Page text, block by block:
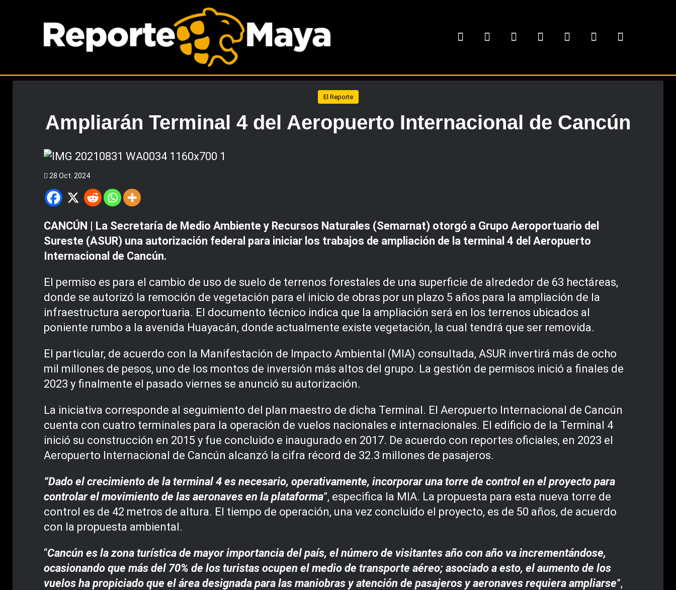
El Reporte
Ampliarán Terminal 4 del Aeropuerto Internacional de Cancún
28 Oct. 2024
CANCÚN | La Secretaría de Medio Ambiente y Recursos Naturales (Semarnat) otorgó a Grupo Aeroportuario del
Sureste (ASUR) una autorización federal para iniciar los trabajos de ampliación de la terminal 4 del Aeropuerto
Internacional de Cancún.
El permiso es para el cambio de uso de suelo de terrenos forestales de una superficie de alrededor de 63 hectáreas,
donde se autorizó la remoción de vegetación para el inicio de obras por un plazo 5 años para la ampliación de la
infraestructura aeroportuaria. El documento técnico indica que la ampliación será en los terrenos ubicados al
poniente rumbo a la avenida Huayacán, donde actualmente existe vegetación, la cual tendrá que ser removida.
El particular, de acuerdo con la Manifestación de Impacto Ambiental (MIA) consultada, ASUR invertirá más de ocho
mil millones de pesos, uno de los montos de inversión más altos del grupo. La gestión de permisos inició a finales de
2023 y finalmente el pasado viernes se anunció su autorización.
La iniciativa corresponde al seguimiento del plan maestro de dicha Terminal. El Aeropuerto Internacional de Cancún
cuenta con cuatro terminales para la operación de vuelos nacionales e internacionales. El edificio de la Terminal 4
inició su construcción en 2015 y fue concluido e inaugurado en 2017. De acuerdo con reportes oficiales, en 2023 el
Aeropuerto Internacional de Cancún alcanzó la cifra récord de 32.3 millones de pasajeros.
“Dado el crecimiento de la terminal 4 es necesario, operativamente, incorporar una torre de control en el proyecto para
controlar el movimiento de las aeronaves en la plataforma”, especifica la MIA. La propuesta para esta nueva torre de
control es de 42 metros de altura. El tiempo de operación, una vez concluido el proyecto, es de 50 años, de acuerdo
con la propuesta ambiental.
“Cancún es la zona turística de mayor importancia del país, el número de visitantes año con año va incrementándose,
ocasionando que más del 70% de los turistas ocupen el medio de transporte aéreo; asociado a esto, el aumento de los
vuelos ha propiciado que el área designada para las maniobras y atención de pasajeros y aeronaves requiera ampliarse”,